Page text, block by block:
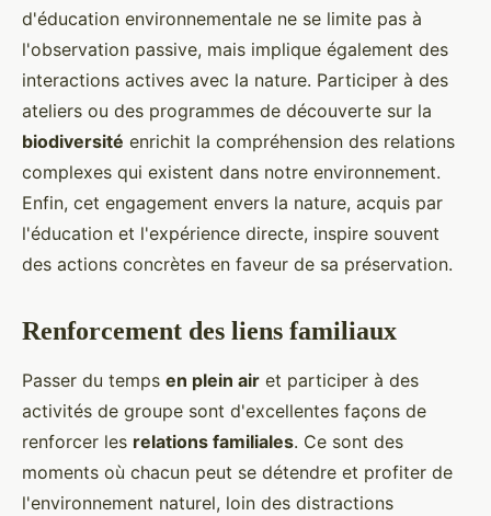
d'éducation environnementale ne se limite pas à
l'observation passive, mais implique également des
interactions actives avec la nature. Participer à des
ateliers ou des programmes de découverte sur la
biodiversité enrichit la compréhension des relations
complexes qui existent dans notre environnement.
Enfin, cet engagement envers la nature, acquis par
l'éducation et l'expérience directe, inspire souvent
des actions concrètes en faveur de sa préservation.
Renforcement des liens familiaux
Passer du temps en plein air et participer à des
activités de groupe sont d'excellentes façons de
renforcer les relations familiales. Ce sont des
moments où chacun peut se détendre et profiter de
l'environnement naturel, loin des distractions